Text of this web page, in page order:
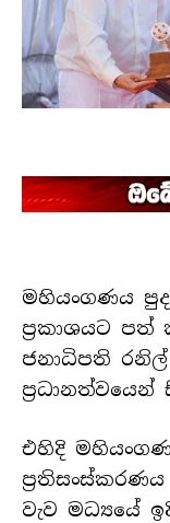
මහියංගණය
ප්‍රකාශයට පත්
ජනාධිපති රනිල්
ප්‍රධානත්වයෙන්
එහිදි
වැව මධ්‍යයේ